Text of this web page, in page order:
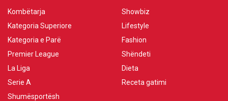
Kombëtarja
Kategoria Superiore
Kategoria e Parë
Premier League
La Liga
Serie A
Shumësportësh
Showbiz
Lifestyle
Fashion
Shëndeti
Dieta
Receta gatimi